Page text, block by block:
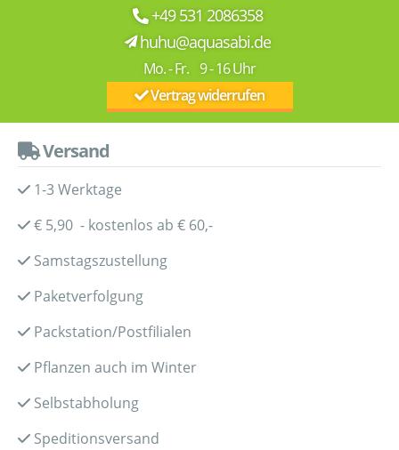
+49 531 2086358
huhu@aquasabi.de
Mo. - Fr. 9 - 16 Uhr
Vertrag widerrufen
Versand
1-3 Werktage
€ 5,90 - kostenlos ab € 60,-
Samstagszustellung
Paketverfolgung
Packstation/Postfilialen
Pflanzen auch im Winter
Selbstabholung
Speditionsversand